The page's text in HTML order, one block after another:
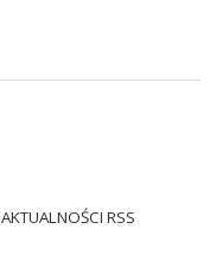
AKTUALNOŚCI RSS